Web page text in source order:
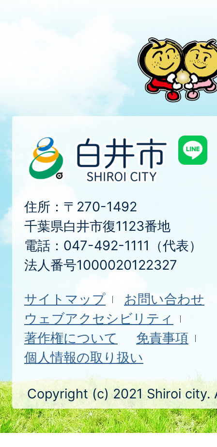
住所：〒270-1492
千葉県白井市復1123番地
電話：047-492-1111（代表）
法人番号1000020122327
サイトマップ
お問い合わせ
ウェブアクセシビリティ
著作権について
免責事項
個人情報の取り扱い
Copyright (c) 2021 Shiroi city.